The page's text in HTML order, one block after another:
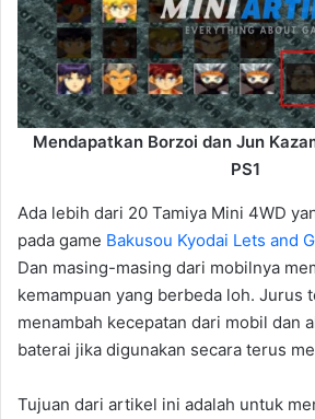
Mendapatkan Borzoi dan Jun
PS1
Ada lebih dari 20 Tamiya Mini 4WD
pada game Bakusou Kyodai Lets and
Dan masing-masing dari mobilnya
kemampuan yang berbeda loh. Jurus
menambah kecepatan dari mobil dan
baterai jika digunakan secara terus
Tujuan dari artikel ini adalah untuk